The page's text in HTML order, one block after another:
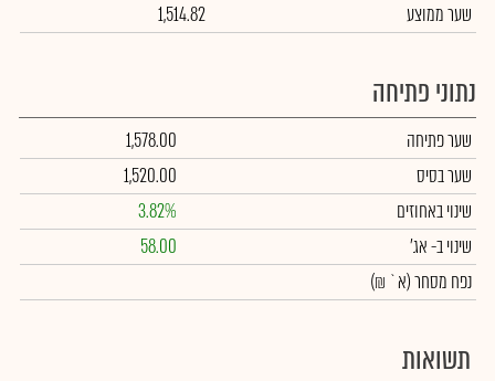
שער ממוצע
1,514.82
נתוני פתיחה
שער פתיחה
1,578.00
שער בסיס
1,520.00
שינוי באחוזים
3.82%
שינויב- אג'
58.00
נפח מסחר(א` ₪)
תשואות